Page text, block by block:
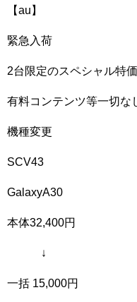
【au】
緊急入荷
2台限定のスペシャル特価
有料コンテンツ等一切な
機種変更
SCV43
GalaxyA30
本体32,400円
↓
一括 15,000円